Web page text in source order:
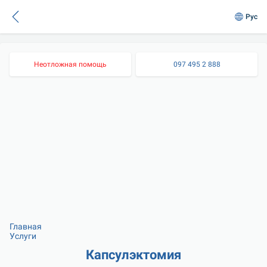
Рус
Неотложная помощь 097 495 2 888
Главная
Услуги
Капсулэктомия